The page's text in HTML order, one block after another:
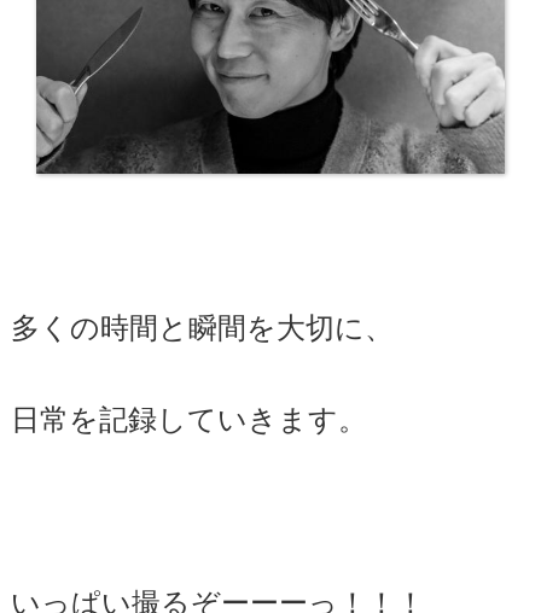
多くの時間と瞬間を大切に、
日常を記録していきます。
いっぱい撮るぞーーーっ！！！